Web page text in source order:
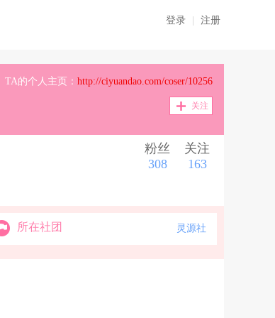
登录 注册
TA的个人主页： http://ciyuandao.com/coser/10256
关注
粉丝
308
关注
163
所在社团 灵源社